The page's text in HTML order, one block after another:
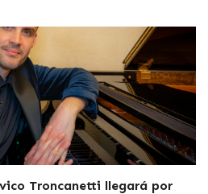
Troncanetti llegará por